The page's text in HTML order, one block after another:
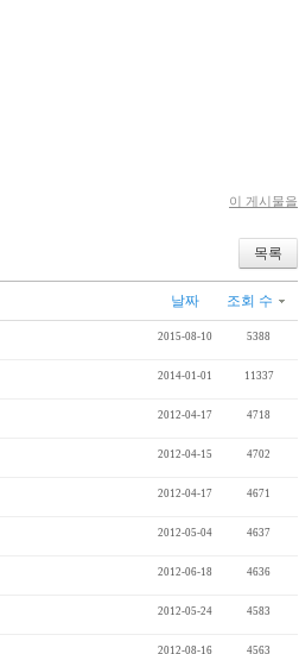
이 게시물을
목록
날짜 조회 수
2015-08-10 5388
2014-01-01 11337
2012-04-17 4718
2012-04-15 4702
2012-04-17 4671
2012-05-04 4637
2012-06-18 4636
2012-05-24 4583
2012-08-16 4563